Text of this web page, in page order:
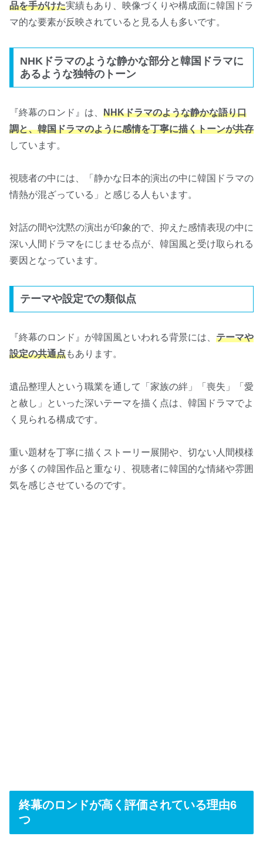
品を手がけた実績もあり、映像づくりや構成面に韓国ドラ
マ的な要素が反映されていると見る人も多いです。
NHKドラマのような静かな部分と韓国ドラマに
あるような独特のトーン
『終幕のロンド』は、 NHKドラマのような静かな語り口
調と、韓国ドラマのように感情を丁寧に描くトーンが共存
しています。
視聴者の中には、「静かな日本的演出の中に韓国ドラマの
情熱が混ざっている」と感じる人もいます。
対話の間や沈黙の演出が印象的で、抑えた感情表現の中に
深い人間ドラマをにじませる点が、韓国風と受け取られる
要因となっています。
テーマや設定での類似点
『終幕のロンド』が韓国風といわれる背景には、 テーマや
設定の共通点もあります。
遺品整理人という職業を通して「家族の絆」「喪失」「愛
と赦し」といった深いテーマを描く点は、韓国ドラマでよ
く見られる構成です。
重い題材を丁寧に描くストーリー展開や、切ない人間模様
が多くの韓国作品と重なり、視聴者に韓国的な情緒や雰囲
気を感じさせているのです。
終幕のロンドが高く評価されている理由6
つ